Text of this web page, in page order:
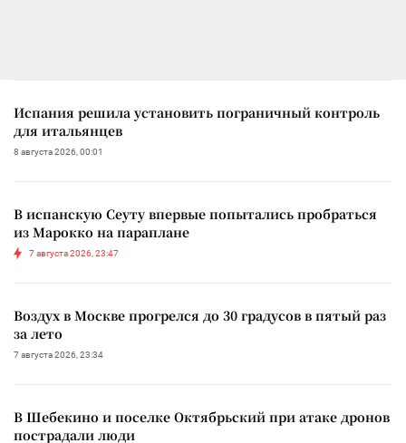
Испания решила установить пограничный контроль
для итальянцев
8 августа 2026, 00:01
В испанскую Сеуту впервые попытались пробраться
из Марокко на параплане
7 августа 2026, 23:47
Воздух в Москве прогрелся до 30 градусов в пятый раз
за лето
7 августа 2026, 23:34
В Шебекино и поселке Октябрьский при атаке дронов
пострадали люди